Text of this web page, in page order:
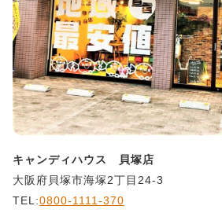
キャンディハウス 貝塚店
大阪府貝塚市海塚2丁目24-3
TEL:0800-1111-370